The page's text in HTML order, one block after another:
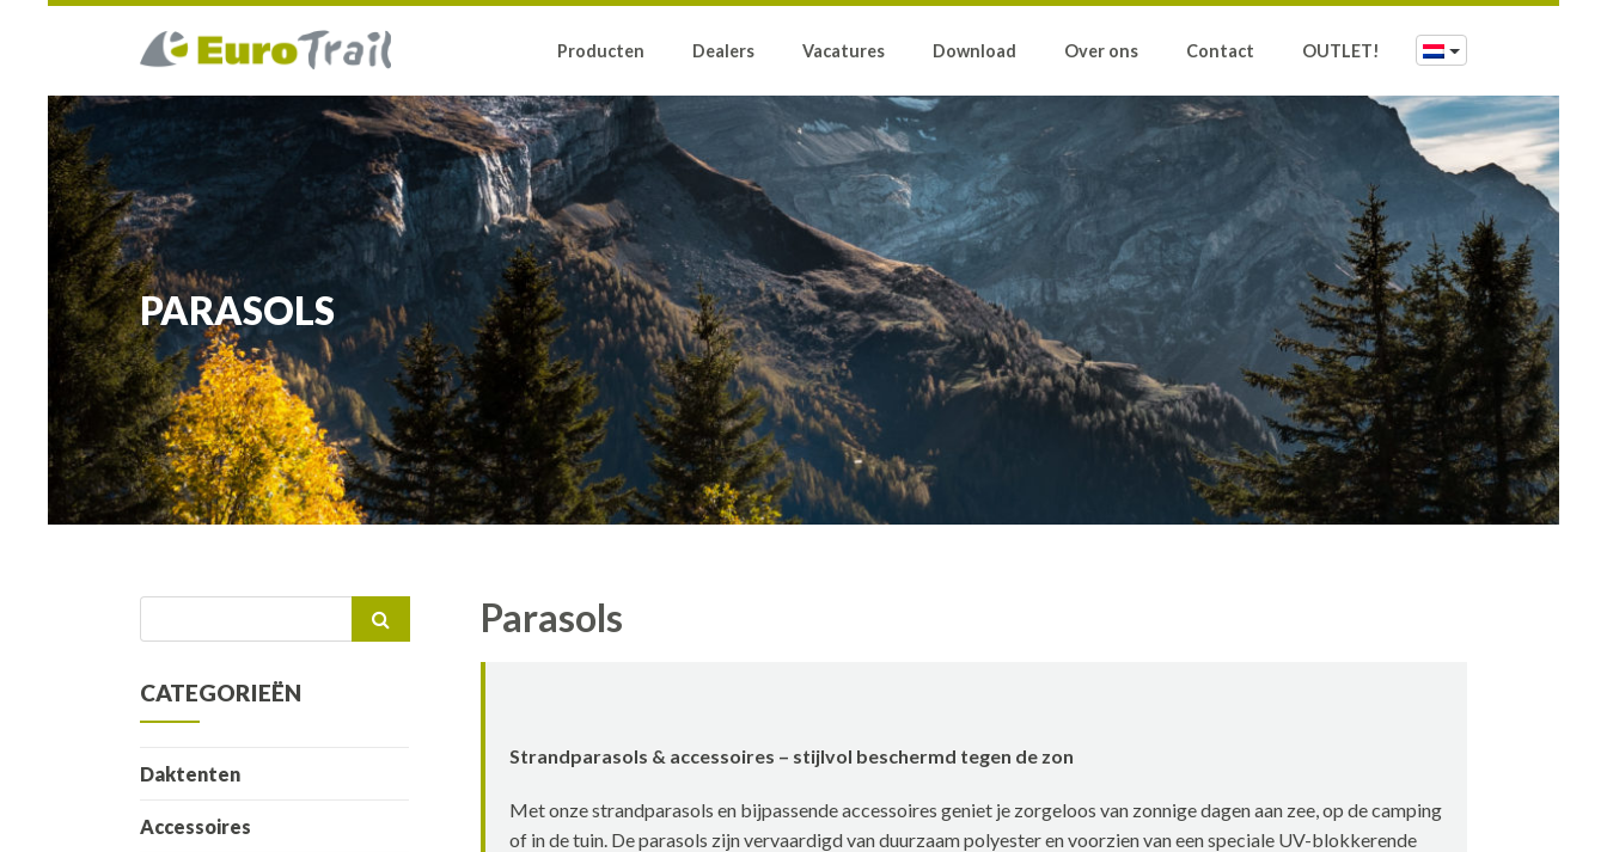
Producten Dealers Vacatures Download Over ons Contact OUTLET!
PARASOLS
Parasols
Strandparasols & accessoires – stijlvol beschermd tegen de zon
Met onze strandparasols en bijpassende accessoires geniet je zorgeloos van zonnige dagen aan zee, op de camping
of in de tuin. De parasols zijn vervaardigd van duurzaam polyester en voorzien van een speciale UV-blokkerende
naar:
CATEGORIEËN
Daktenten
Accessoires